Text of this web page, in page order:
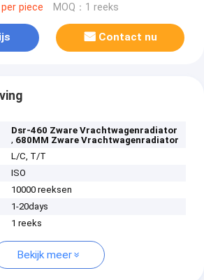
piece MOQ：1 reeks
Contact nu
Dsr-460 Zware Vrachtwagenradiator
, 680MM Zware Vrachtwagenradiator
L/C, T/T
ISO
10000 reeksen
1-20days
1 reeks
Bekijk meer